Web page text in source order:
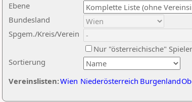
Ebene
Sortierung
Bundesland
Spgem./Kreis/Verein
Nur "österreichische"
Vereinslisten:Wien Niederösterreich Burgenland